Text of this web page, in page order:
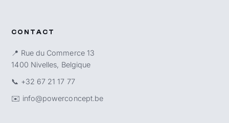
CONTACT
📍 Rue du Commerce 13
1400 Nivelles, Belgique
📞 +32 67 21 17 77
✉️ info@powerconcept.be